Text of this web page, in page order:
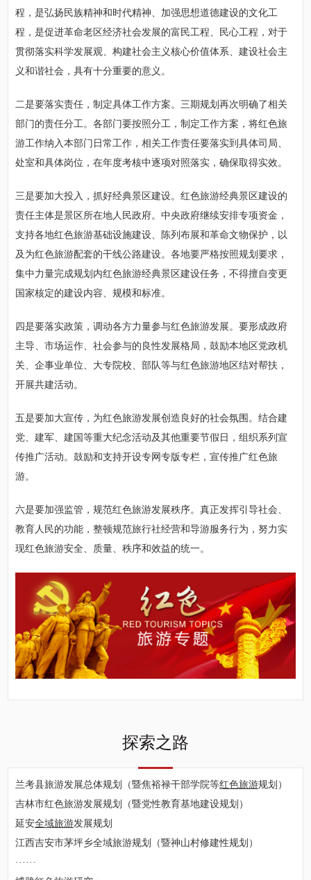
程，是弘扬民族精神和时代精神、加强思想道德建设的文化工
程，是促进革命老区经济社会发展的富民工程、民心工程，对于
贯彻落实科学发展观、构建社会主义核心价值体系、建设社会主
义和谐社会，具有十分重要的意义。
二是要落实责任，制定具体工作方案。三期规划再次明确了相关
部门的责任分工。各部门要按照分工，制定工作方案，将红色旅
游工作纳入本部门日常工作，相关工作责任要落实到具体司局、
处室和具体岗位，在年度考核中逐项对照落实，确保取得实效。
三是要加大投入，抓好经典景区建设。红色旅游经典景区建设的
责任主体是景区所在地人民政府。中央政府继续安排专项资金，
支持各地红色旅游基础设施建设、陈列布展和革命文物保护，以
及为红色旅游配套的干线公路建设。各地要严格按照规划要求，
集中力量完成规划内红色旅游经典景区建设任务，不得擅自变更
国家核定的建设内容、规模和标准。
四是要落实政策，调动各方力量参与红色旅游发展。要形成政府
主导、市场运作、社会参与的良性发展格局，鼓励本地区党政机
关、企事业单位、大专院校、部队等与红色旅游地区结对帮扶，
开展共建活动。
五是要加大宣传，为红色旅游发展创造良好的社会氛围。结合建
党、建军、建国等重大纪念活动及其他重要节假日，组织系列宣
传推广活动。鼓励和支持开设专网专版专栏，宣传推广红色旅
游。
六是要加强监管，规范红色旅游发展秩序。真正发挥引导社会、
教育人民的功能，整顿规范旅行社经营和导游服务行为，努力实
现红色旅游安全、质量、秩序和效益的统一。
探索之路
兰考县旅游发展总体规划（暨焦裕禄干部学院等红色旅游规划）
吉林市红色旅游发展规划（暨党性教育基地建设规划）
延安全域旅游发展规划
江西吉安市茅坪乡全域旅游规划（暨神山村修建性规划）
······